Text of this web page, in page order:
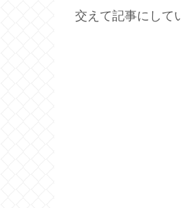
交えて記事にして